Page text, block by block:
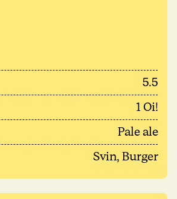
5.5
1 Oi!
Pale ale
Svin, Burger